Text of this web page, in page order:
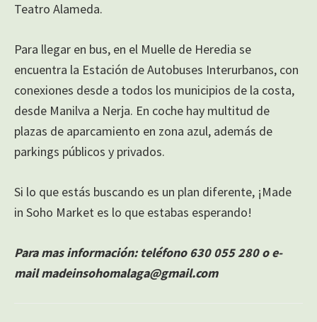
Teatro Alameda.
Para llegar en bus, en el Muelle de Heredia se
encuentra la Estación de Autobuses Interurbanos, con
conexiones desde a todos los municipios de la costa,
desde Manilva a Nerja. En coche hay multitud de
plazas de aparcamiento en zona azul, además de
parkings públicos y privados.
Si lo que estás buscando es un plan diferente, ¡Made
in Soho Market es lo que estabas esperando!
Para mas información: teléfono 630 055 280 o e-
mail madeinsohomalaga@gmail.com